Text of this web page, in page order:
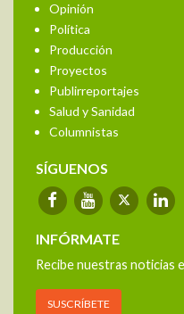
Opinión
Política
Producción
Proyectos
Publirreportajes
Salud y Sanidad
Columnistas
SÍGUENOS
INFÓRMATE
Recibe nuestras noticias
SUSCRÍBETE